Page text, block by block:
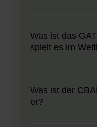
Was ist das
spielt es im
Was ist der
er?